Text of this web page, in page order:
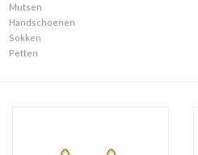
Mutsen
Handschoenen
Sokken
Petten